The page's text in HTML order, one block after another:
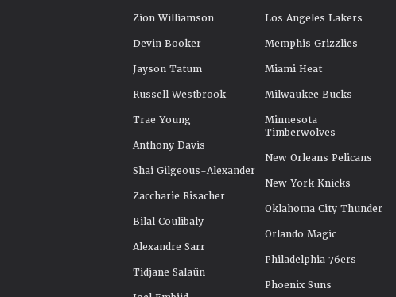
Zion Williamson
Devin Booker
Jayson Tatum
Russell Westbrook
Trae Young
Anthony Davis
Shai Gilgeous-Alexander
Zaccharie Risacher
Bilal Coulibaly
Alexandre Sarr
Tidjane Salaün
Los Angeles Lakers
Memphis Grizzlies
Miami Heat
Milwaukee Bucks
Minnesota
Timberwolves
New Orleans Pelicans
New York Knicks
Oklahoma City Thunder
Orlando Magic
Philadelphia 76ers
Phoenix Suns